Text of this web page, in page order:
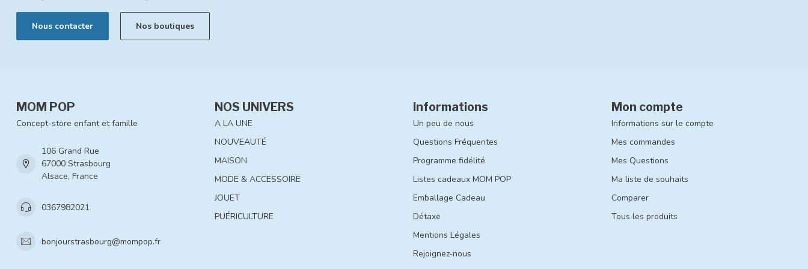
Nous contacter Nos boutiques
MOM POP
Concept-store enfant et famille
106 Grand Rue
67000 Strasbourg
Alsace, France
0367982021
bonjourstrasbourg@mompop.fr
NOS UNIVERS
A LA UNE
NOUVEAUTÉ
MAISON
MODE & ACCESSOIRE
JOUET
PUÉRICULTURE
Informations
Un peu de nous
Questions Fréquentes
Programme fidélité
Listes cadeaux MOM POP
Emballage Cadeau
Détaxe
Mentions Légales
Rejoignez-nous
Mon compte
Informations sur le compte
Mes commandes
Mes Questions
Ma liste de souhaits
Comparer
Tous les produits